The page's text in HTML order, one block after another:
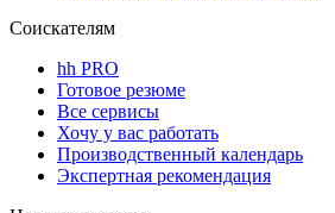
Соискателям
hh PRO
Готовое резюме
Все сервисы
Хочу у вас работать
Производственный календарь
Экспертная рекомендация